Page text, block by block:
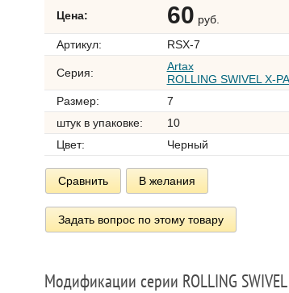
Цена: 60 руб.
Артикул:
RSX-7
Серия:
Artax
ROLLING SWIVEL X-
Размер:
7
штук в упаковке:
10
Цвет:
Черный
Сравнить В желания
Задать вопрос по этому товару
Модификации серии ROLLING SWIVEL